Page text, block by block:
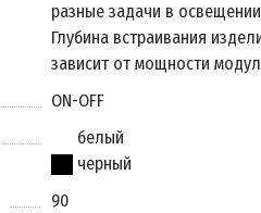
разные задачи в
Глубина встраивания
зависит от мощности
ON-OFF
белый
черный
90